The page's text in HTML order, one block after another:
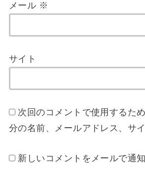
メール ※
サイト
次回のコメントで使用するた
分の名前、メールアドレス、サ
新しいコメントをメールで通知